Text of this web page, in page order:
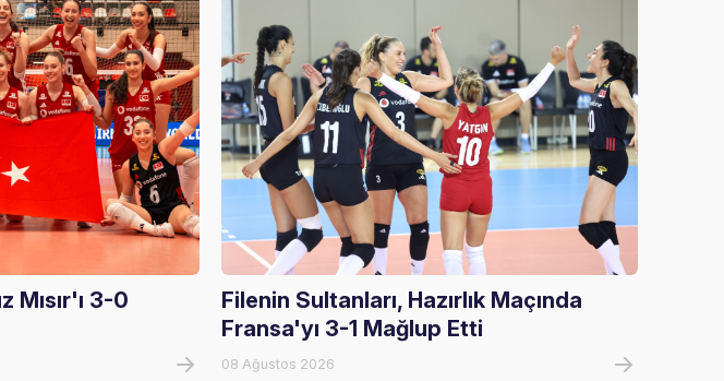
Mısır'ı 3-0
Filenin Sultanları, Hazırlık Maçında
Fransa'yı 3-1 Mağlup Etti
08 Ağustos 2026